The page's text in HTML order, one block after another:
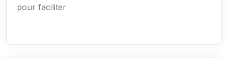
pour faciliter